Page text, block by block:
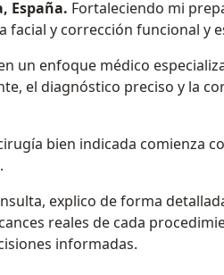
España. Fortaleciendo mi
facial y corrección funcional y
un enfoque médico
el diagnóstico preciso y la
bien indicada comienza
explico de forma
reales de cada
informadas.